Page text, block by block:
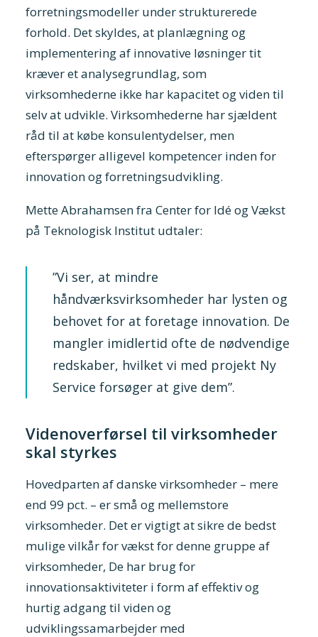
forretningsmodeller under strukturerede
forhold. Det skyldes, at planlægning og
implementering af innovative løsninger tit
kræver et analysegrundlag, som
virksomhederne ikke har kapacitet og viden til
selv at udvikle. Virksomhederne har sjældent
råd til at købe konsulentydelser, men
efterspørger alligevel kompetencer inden for
innovation og forretningsudvikling.
Mette Abrahamsen fra Center for Idé og Vækst
på Teknologisk Institut udtaler:
”Vi ser, at mindre
håndværksvirksomheder har lysten og
behovet for at foretage innovation. De
mangler imidlertid ofte de nødvendige
redskaber, hvilket vi med projekt Ny
Service forsøger at give dem”.
Videnoverførsel til virksomheder
skal styrkes
Hovedparten af danske virksomheder – mere
end 99 pct. – er små og mellemstore
virksomheder. Det er vigtigt at sikre de bedst
mulige vilkår for vækst for denne gruppe af
virksomheder, De har brug for
innovationsaktiviteter i form af effektiv og
hurtig adgang til viden og
udviklingssamarbejder med